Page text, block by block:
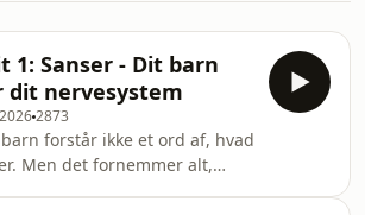
1: Sanser - Dit barn
dit nervesystem
2873
forstår ikke et ord af, hvad
Men det fornemmer alt,